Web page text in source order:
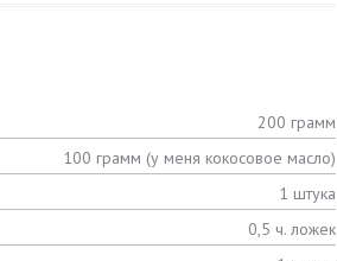
200 грамм
100 грамм (у меня кокосовое масло)
1 штука
0,5 ч. ложек